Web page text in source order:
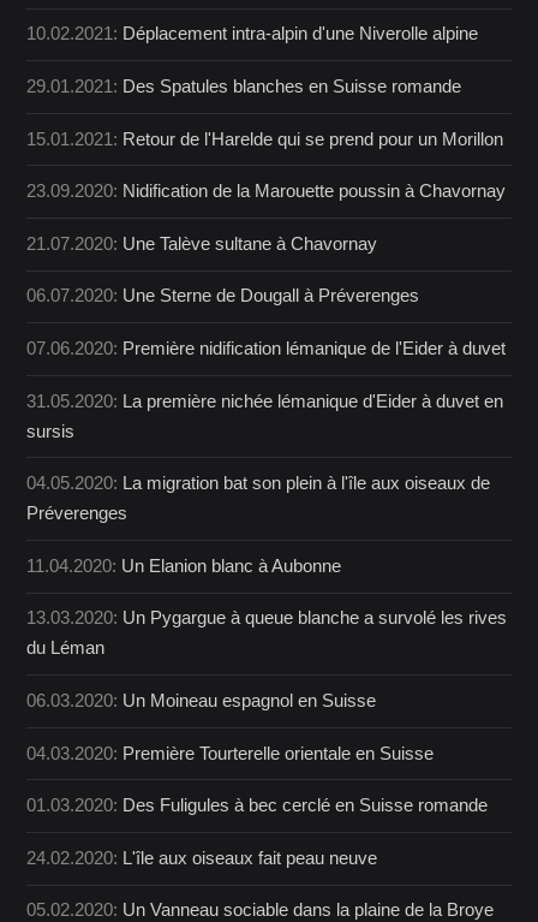
10.02.2021: Déplacement intra-alpin d'une Niverolle alpine
29.01.2021: Des Spatules blanches en Suisse romande
15.01.2021: Retour de l'Harelde qui se prend pour un Morillon
23.09.2020: Nidification de la Marouette poussin à Chavornay
21.07.2020: Une Talève sultane à Chavornay
06.07.2020: Une Sterne de Dougall à Préverenges
07.06.2020: Première nidification lémanique de l'Eider à duvet
31.05.2020: La première nichée lémanique d'Eider à duvet en
sursis
04.05.2020: La migration bat son plein à l'île aux oiseaux de
Préverenges
11.04.2020: Un Elanion blanc à Aubonne
13.03.2020: Un Pygargue à queue blanche a survolé les rives
du Léman
06.03.2020: Un Moineau espagnol en Suisse
04.03.2020: Première Tourterelle orientale en Suisse
01.03.2020: Des Fuligules à bec cerclé en Suisse romande
24.02.2020: L'île aux oiseaux fait peau neuve
05.02.2020: Un Vanneau sociable dans la plaine de la Broye